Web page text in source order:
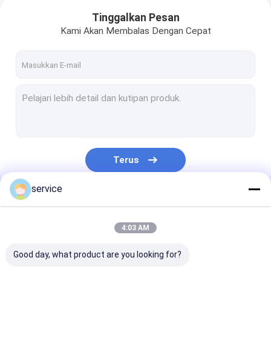
Pendingin Cairan
Radiator Pendingin CPU
Paduan Seng Die Casting
Bagian Die Casting
Perumahan Lembaran Logam
Tinggalkan Pesan
Kami Akan Membalas Dengan Cepat
Terus
Kategori Kami
service
4:03 AM
Good day, what product are you looking for?